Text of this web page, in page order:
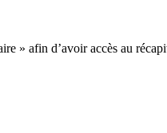
» afin d’avoir accès au